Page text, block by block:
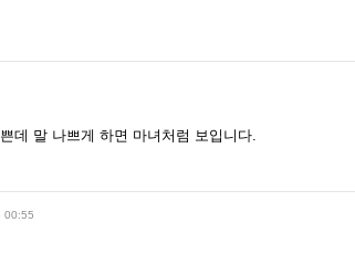
데 말 나쁘게 하면 마녀처럼 보입니다.
00:55